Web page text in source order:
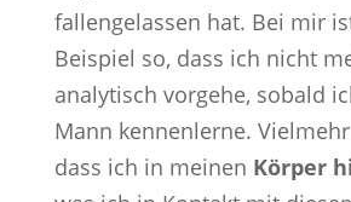
fallengelassen hat. Bei mir
Beispiel so, dass ich nicht
analytisch vorgehe, sobald
Mann kennenlerne.
dass ich in meinen Körper